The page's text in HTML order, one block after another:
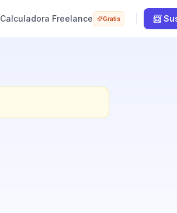
Calculadora Freelance Gratis 📨